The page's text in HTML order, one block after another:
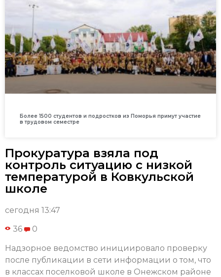
Более 1500 студентов и подростков из Поморья примут участие
в трудовом семестре
Прокуратура взяла под
контроль ситуацию с низкой
температурой в Ковкульской
школе
сегодня 13:47
36 0
Надзорное ведомство инициировало проверку
после публикации в сети информации о том, что
в классах поселковой школе в Онежском районе